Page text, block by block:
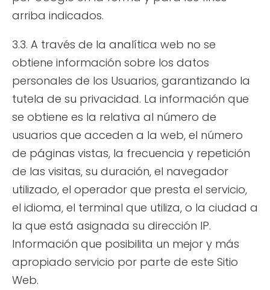
arriba indicados.
3.3. A través de la analítica web no se
obtiene información sobre los datos
personales de los Usuarios, garantizando la
tutela de su privacidad. La información que
se obtiene es la relativa al número de
usuarios que acceden a la web, el número
de páginas vistas, la frecuencia y repetición
de las visitas, su duración, el navegador
utilizado, el operador que presta el servicio,
el idioma, el terminal que utiliza, o la ciudad a
la que está asignada su dirección IP.
Información que posibilita un mejor y más
apropiado servicio por parte de este Sitio
Web.